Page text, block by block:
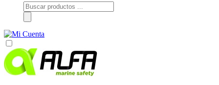
Búsqueda
de
productos